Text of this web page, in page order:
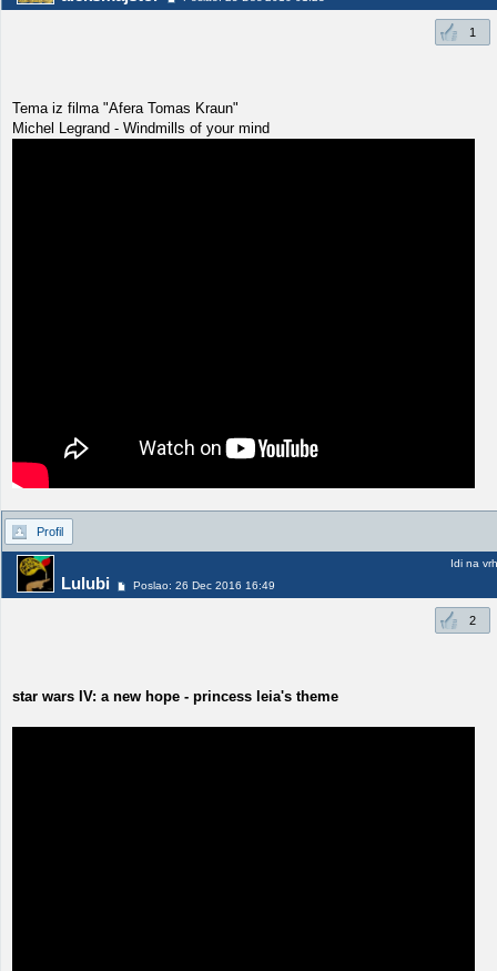
1
Tema iz filma "Afera Tomas Kraun"
Michel Legrand - Windmills of your mind
Profil
Lulubi Poslao: 26 Dec 2016 16:49
Idi na vrh
2
star wars IV: a new hope - princess leia's theme